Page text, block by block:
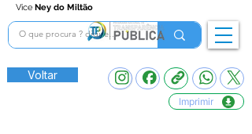
Vice Ney do Miltão
Voltar
Imprimir